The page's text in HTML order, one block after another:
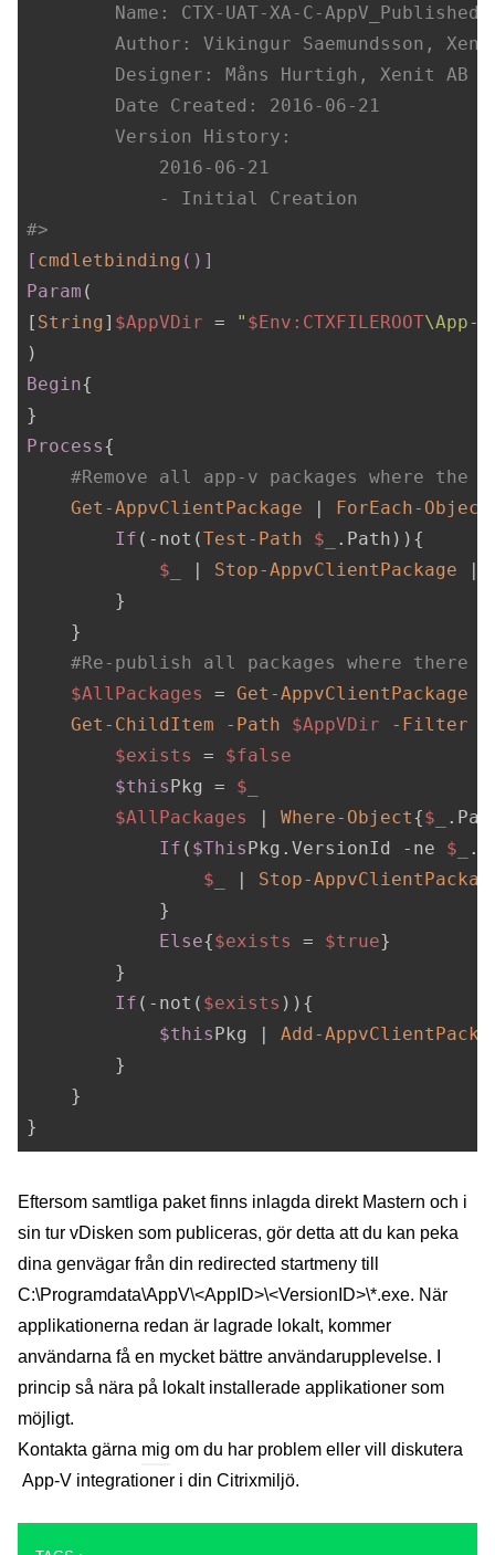
Name: CTX-UAT-XA-C-
Author: Vikingur Saemundsson,
        Designer: Måns Hurtigh, Xenit AB
        Date Created: 2016-06-21
        Version History:
            2016-06-21
            - Initial Creation
#>
[ cmdletbinding ()]
Param (
[ String] $AppVDir = " $Env:CTXFILEROOT\App-
Begin{
Process{
#Remove all app-v packages where
Get-AppvClientPackage | ForEach-Object
If ( -not (Test-Path $_
.Path)){
$_
| Stop-AppvClientPackage |
        }
    }
#Re-publish all packages where there
$AllPackages
= Get-AppvClientPackage
Get-ChildItem
-Path $AppVDir -Filter
$exists
= $false
$thisPkg = $_
$AllPackages
| Where-Object{$_
If ( $ThisPkg.VersionId -ne $_
$_
| Stop-
            }
Else{$exists = $true}
        }
If ( -not ( $exists )){
$thisPkg | Add-
        }
    }
Eftersom samtliga paket finns inlagda direkt Mastern och i
sin tur vDisken som publiceras, gör detta att du kan peka
dina genvägar från din redirected startmeny till
C:\Programdata\AppV\<AppID>\<VersionID>\*.exe. När
applikationerna redan är lagrade lokalt, kommer
användarna få en mycket bättre användarupplevelse. I
princip så nära på lokalt installerade applikationer som
möjligt.
Kontakta gärna mig om du har problem eller vill diskutera
App-V integrationer i din Citrixmiljö.